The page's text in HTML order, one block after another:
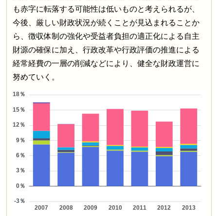
も赤字に転落する可能性は低いものと考えられるが、
今後、厳しい財政状況が続くことが見込まれることか
ら、徴収体制の強化や受益者負担の適正化による自主
財源の確保に加え、行政改革や行政評価の推進による
経常経費の一層の削減などにより、健全な財政運営に
努めていく。